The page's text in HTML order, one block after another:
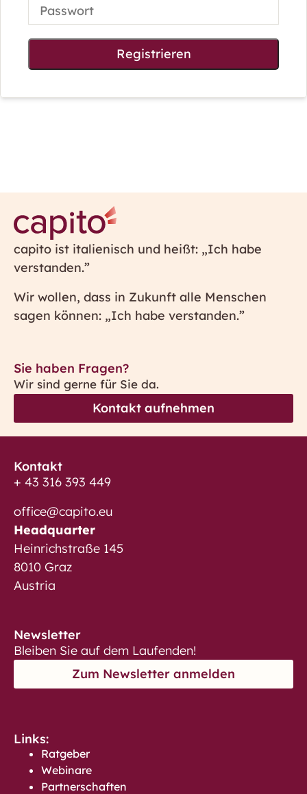
Registrieren
capito ist italienisch und heißt: „Ich habe
verstanden.”
Wir wollen, dass in Zukunft alle Menschen
sagen können: „Ich habe verstanden.”
Sie haben Fragen?
Wir sind gerne für Sie da.
Kontakt aufnehmen
Kontakt
+ 43 316 393 449
office@capito.eu
Headquarter
Heinrichstraße 145
8010 Graz
Austria
Newsletter
Bleiben Sie auf dem Laufenden!
Zum Newsletter anmelden
Links:
Ratgeber
Webinare
Partnerschaften